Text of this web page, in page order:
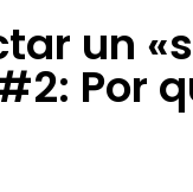
un
Por